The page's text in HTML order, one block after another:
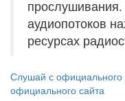
аудиопотоков
ресурсах
Слушай с официального
официального сайта